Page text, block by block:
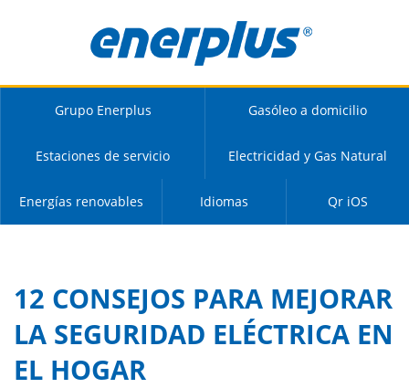
Grupo Enerplus Gasóleo a domicilio
Estaciones de servicio Electricidad y Gas Natural
Energías renovables Idiomas Qr iOS
12 CONSEJOS PARA MEJORAR
LA SEGURIDAD ELÉCTRICA EN
EL HOGAR